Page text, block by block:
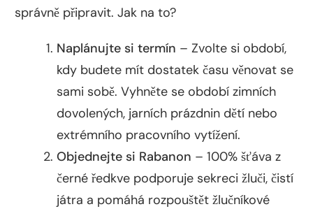
správně připravit. Jak na to?
Naplánujte si termín – Zvolte si období,
kdy budete mít dostatek času věnovat se
sami sobě. Vyhněte se období zimních
dovolených, jarních prázdnin dětí nebo
extrémního pracovního vytížení.
Objednejte si Rabanon – 100% šťáva z
černé ředkve podporuje sekreci žluči, čistí
játra a pomáhá rozpouštět žlučníkové